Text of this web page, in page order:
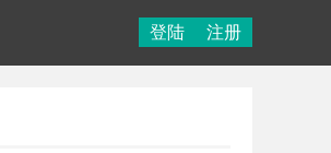
登陆 注册